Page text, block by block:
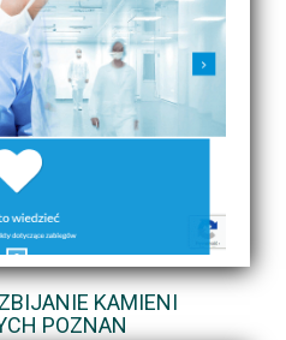
KAMIENI
POZNAN